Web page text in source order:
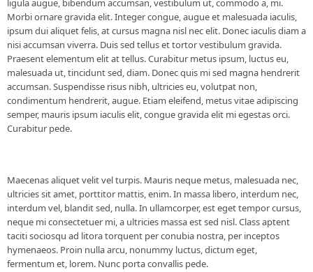
ligula augue, bibendum accumsan, vestibulum ut, commodo a, mi.
Morbi ornare gravida elit. Integer congue, augue et malesuada iaculis,
ipsum dui aliquet felis, at cursus magna nisl nec elit. Donec iaculis diam a
nisi accumsan viverra. Duis sed tellus et tortor vestibulum gravida.
Praesent elementum elit at tellus. Curabitur metus ipsum, luctus eu,
malesuada ut, tincidunt sed, diam. Donec quis mi sed magna hendrerit
accumsan. Suspendisse risus nibh, ultricies eu, volutpat non,
condimentum hendrerit, augue. Etiam eleifend, metus vitae adipiscing
semper, mauris ipsum iaculis elit, congue gravida elit mi egestas orci.
Curabitur pede.
Maecenas aliquet velit vel turpis. Mauris neque metus, malesuada nec,
ultricies sit amet, porttitor mattis, enim. In massa libero, interdum nec,
interdum vel, blandit sed, nulla. In ullamcorper, est eget tempor cursus,
neque mi consectetuer mi, a ultricies massa est sed nisl. Class aptent
taciti sociosqu ad litora torquent per conubia nostra, per inceptos
hymenaeos. Proin nulla arcu, nonummy luctus, dictum eget,
fermentum et, lorem. Nunc porta convallis pede.